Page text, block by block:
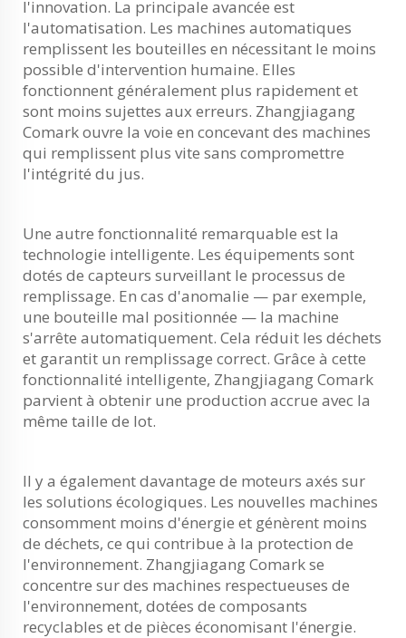
l'innovation. La principale avancée est
l'automatisation. Les machines automatiques
remplissent les bouteilles en nécessitant le moins
possible d'intervention humaine. Elles
fonctionnent généralement plus rapidement et
sont moins sujettes aux erreurs. Zhangjiagang
Comark ouvre la voie en concevant des machines
qui remplissent plus vite sans compromettre
l'intégrité du jus.
Une autre fonctionnalité remarquable est la
technologie intelligente. Les équipements sont
dotés de capteurs surveillant le processus de
remplissage. En cas d'anomalie — par exemple,
une bouteille mal positionnée — la machine
s'arrête automatiquement. Cela réduit les déchets
et garantit un remplissage correct. Grâce à cette
fonctionnalité intelligente, Zhangjiagang Comark
parvient à obtenir une production accrue avec la
même taille de lot.
Il y a également davantage de moteurs axés sur
les solutions écologiques. Les nouvelles machines
consomment moins d'énergie et génèrent moins
de déchets, ce qui contribue à la protection de
l'environnement. Zhangjiagang Comark se
concentre sur des machines respectueuses de
l'environnement, dotées de composants
recyclables et de pièces économisant l'énergie.